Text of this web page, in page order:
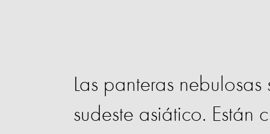
Las panteras
sudeste asiático. Están